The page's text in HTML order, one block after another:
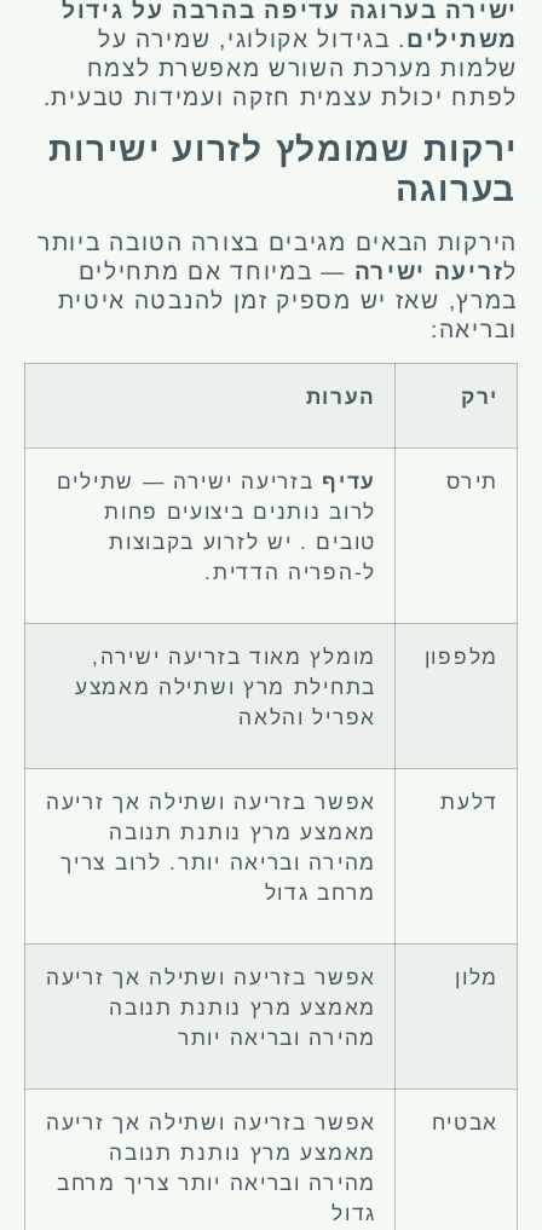
ישירה בערוגה עדיפה בהרבה על גידול
משתילים. בגידול אקולוגי, שמירה על
שלמות מערכת השורש מאפשרת לצמח
לפתח יכולת עצמית חזקה ועמידות טבעית.
ירקות שמומלץ לזרוע ישירות
בערוגה
הירקות הבאים מגיבים בצורה הטובה ביותר
לזריעה ישירה — במיוחד אם מתחילים
במרץ, שאז יש מספיק זמן להנבטה איטית
ובריאה:
ירק הערות
תירס עדיף בזריעה ישירה — שתילים
לרוב נותנים ביצועים פחות
טובים . יש לזרוע בקבוצות
ל-הפריה הדדית.
מלפפון
מומלץ מאוד בזריעה ישירה,
בתחילת מרץ ושתילה מאמצע
אפריל והלאה
דלעת
אפשר בזריעה ושתילה אך זריעה
מאמצע מרץ נותנת תנובה
מהירה ובריאה יותר. לרוב צריך
מרחב גדול
מלון
אפשר בזריעה ושתילה אך זריעה
מאמצע מרץ נותנת תנובה
מהירה ובריאה יותר
אבטיח
אפשר בזריעה ושתילה אך זריעה
מאמצע מרץ נותנת תנובה
מהירה ובריאה יותר צריך מרחב
גדול